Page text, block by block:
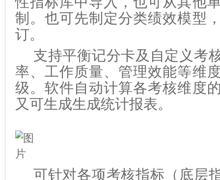
制。也可先制定分类绩效模型
订。
支持平衡记分卡及自定义考
率、工作质量、管理效能等维
级。软件自动计算各考核维度
又可生成生成统计报表。
可针对各项考核指标（底层